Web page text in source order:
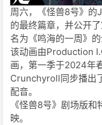
周六，《怪兽8号》的
的最终篇章，并公开
名为《鸣海的一周》的
该动画由Production
画，第一季于2024年
Crunchyroll同步播出
配音。
《怪兽8号》剧场版
映。